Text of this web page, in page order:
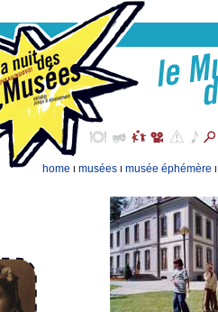
home I musées I musée éphémère